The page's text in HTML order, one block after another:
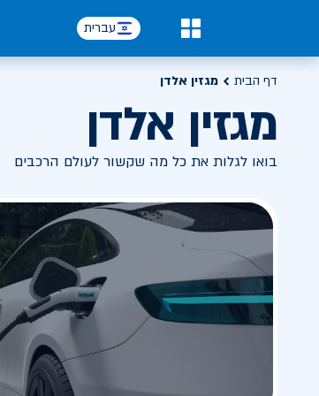
עברית
דף הבית מגזין אלדן
מגזין אלדן
בואו לגלות את כל מה שקשור לעולם הרכבים